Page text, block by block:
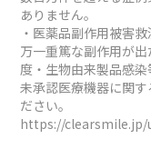
ありません。
・医薬品副作用被害
万一重篤な副作用が
度・生物由来製品感染
未承認医療機器に関
ださい。
https://clearsmile.jp/